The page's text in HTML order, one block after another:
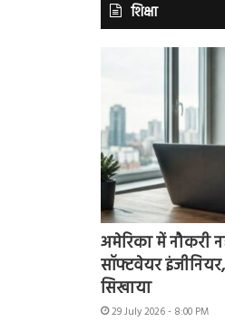
शिक्षा
अमेरिका में नौकरी
सॉफ्टवेयर
सिखाया
29 July 2026 - 8:00 PM